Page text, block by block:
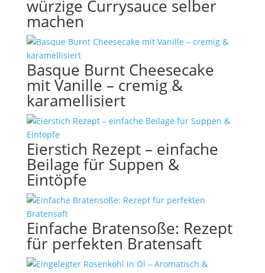
würzige Currysauce selber
machen
Basque Burnt Cheesecake
mit Vanille – cremig &
karamellisiert
Eierstich Rezept – einfache
Beilage für Suppen &
Eintöpfe
Einfache Bratensoße: Rezept
für perfekten Bratensaft